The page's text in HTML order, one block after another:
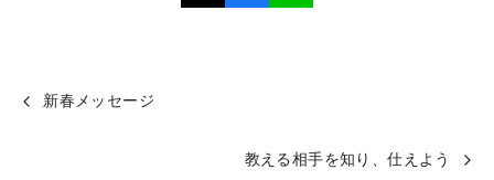
新春メッセージ
教える相手を知り、仕えよう